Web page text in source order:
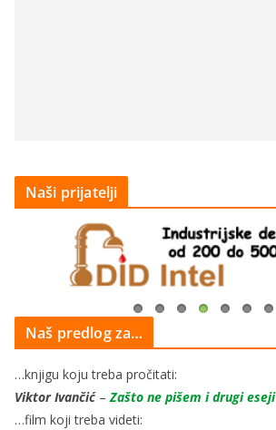
Naši prijatelji
Naš predlog za…
…knjigu koju treba pročitati:
Viktor Ivančić–Zašto ne pišem i drugi eseji
…film koji treba videti: